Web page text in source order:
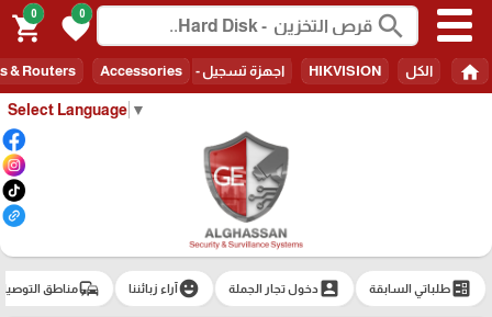
Select Language ▼
search
0
favorite
0
shopping_cart
home الكل HIKVISION اجهزة تسجيل - Recorders & Routers Accessories
ballotطلباتي السابقة account_boxدخول تجار الجملة emoji_emotionsآراء زبائننا commuteمناطق